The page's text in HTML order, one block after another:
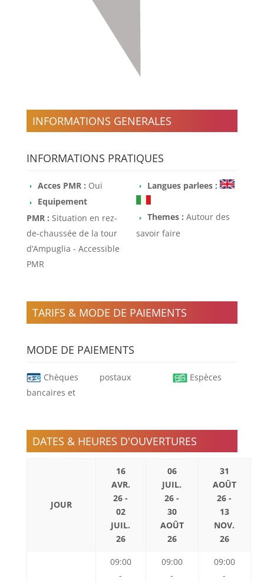
INFORMATIONS GENERALES
INFORMATIONS PRATIQUES
Acces PMR : Oui
Equipement
PMR : Situation en rez-
de-chaussée de la tour
d‘Ampuglia - Accessible
PMR
Langues parlees :
Themes : Autour des
savoir faire
TARIFS & MODE DE PAIEMENTS
MODE DE PAIEMENTS
Chèques
bancaires et
postaux Espèces
DATES & HEURES D'OUVERTURES
JOUR
16
AVR.
26 -
02
JUIL.
26
06
JUIL.
26 -
30
AOÛT
26
31
AOÛT
26 -
13
NOV.
26
09:00
-
09:00
-
09:00
-